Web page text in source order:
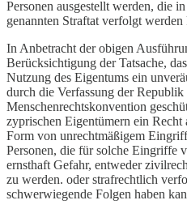
Personen ausgestellt werden, die
genannten Straftat verfolgt werden
In Anbetracht der obigen
Berücksichtigung der Tatsache,
Nutzung des Eigentums ein
durch die Verfassung der
Menschenrechtskonvention
zyprischen Eigentümern ein Recht
Form von unrechtmäßigem
Personen, die für solche Eingriffe
ernsthaft Gefahr, entweder
zu werden. oder strafrechtlich
schwerwiegende Folgen haben